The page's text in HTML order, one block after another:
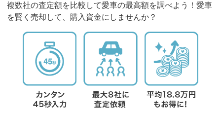
複数社の査定額を比較して愛車の最高額を調べよう！愛車
を賢く売却して、購入資金にしませんか？